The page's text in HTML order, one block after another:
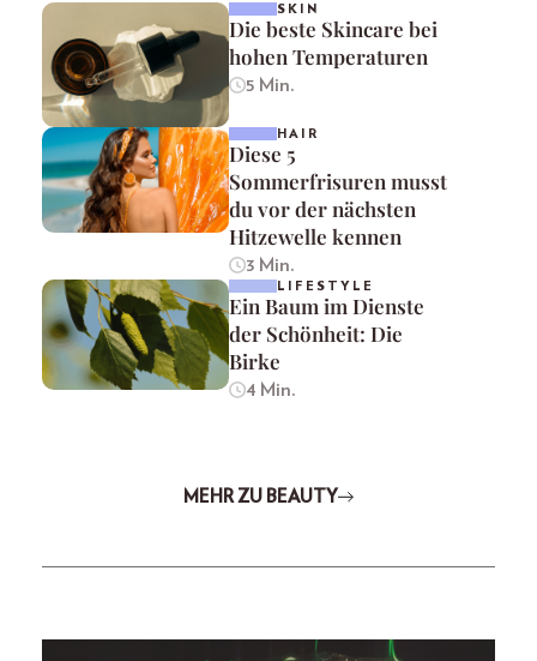
SKIN
Die beste Skincare bei
hohen Temperaturen
5 Min.
HAIR
Diese 5
Sommerfrisuren musst
du vor der nächsten
Hitzewelle kennen
3 Min.
LIFESTYLE
Ein Baum im Dienste
der Schönheit: Die
Birke
4 Min.
MEHR ZU BEAUTY